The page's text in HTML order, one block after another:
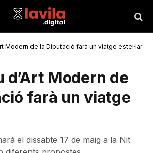
Modern de la Diputació farà un viatge estel·lar
d’Art Modern de
farà un viatge
el dissabte 17 de maig a la Nit